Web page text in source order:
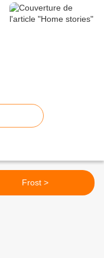
Frost >